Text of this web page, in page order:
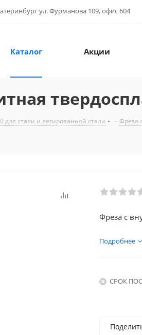
ул. Фурманова 109, офис 604
Каталог Акции
для стали и легированной стали - Фреза
Фреза с
Подробнее
СРОК